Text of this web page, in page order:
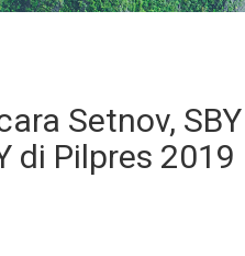
Setnov,
di Pilpres 2019